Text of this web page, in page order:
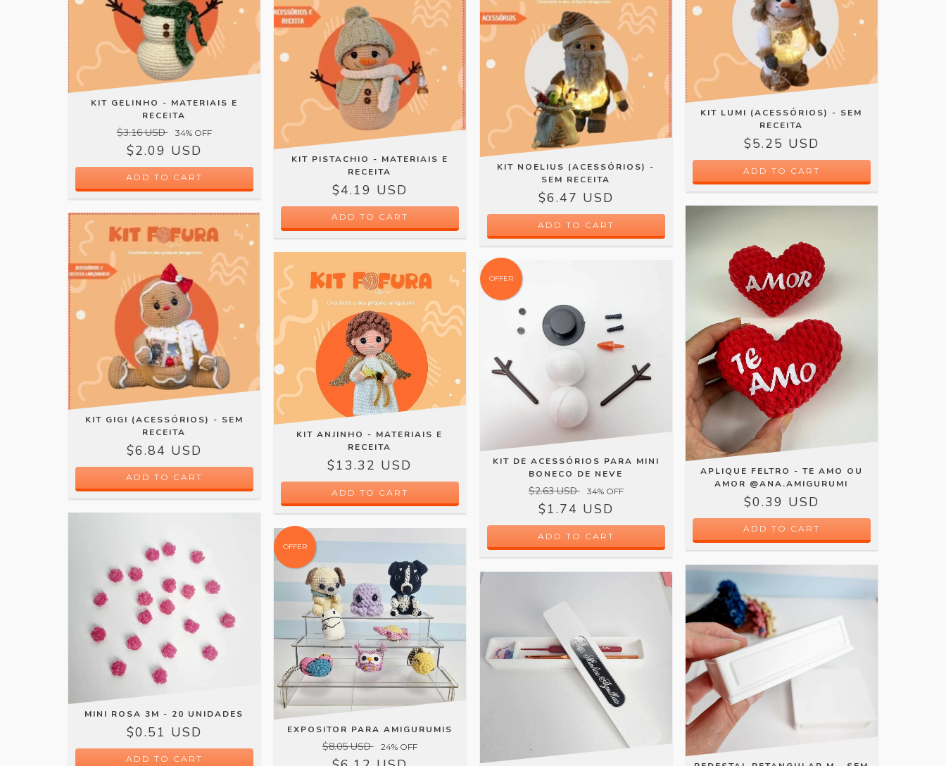
KIT GELINHO - MATERIAIS E
RECEITA
$3.16 USD 34% OFF
$2.09 USD
ADD TO CART
KIT PISTACHIO - MATERIAIS E
RECEITA
$4.19 USD
ADD TO CART
KIT NOELIUS (ACESSÓRIOS) -
SEM RECEITA
$6.47 USD
KIT LUMI (ACESSÓRIOS) - SEM
RECEITA
$5.25 USD
KIT GIGI (ACESSÓRIOS) - SEM
RECEITA
$6.84 USD
KIT ANJINHO - MATERIAIS E
RECEITA
$13.32 USD
OFFER
KIT DE ACESSÓRIOS PARA MINI
BONECO DE NEVE
$2.63 USD 34% OFF
$1.74 USD
APLIQUE FELTRO - TE AMO OU
AMOR @ANA.AMIGURUMI
$0.39 USD
ADD TO CART
MINI ROSA 3M - 20 UNIDADES
$0.51 USD
ADD TO CART
OFFER
EXPOSITOR PARA AMIGURUMIS
$8.05 USD 24% OFF